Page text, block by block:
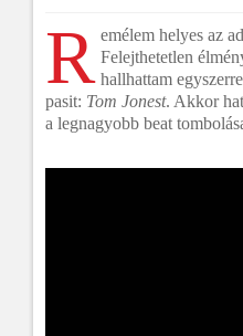
R emélem helyes az
Felejthetetlen
hallhattam
pasit: Tom Jonest. Akkor
a legnagyobb beat